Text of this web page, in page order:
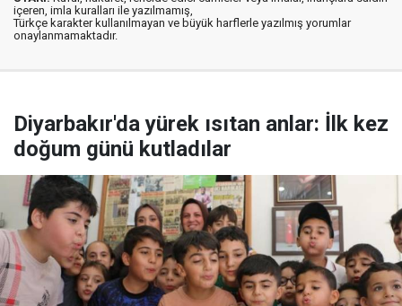
içeren, imla kuralları ile yazılmamış,
Türkçe karakter kullanılmayan ve büyük harflerle yazılmış yorumlar
onaylanmamaktadır.
Diyarbakır'da yürek ısıtan anlar: İlk kez
doğum günü kutladılar